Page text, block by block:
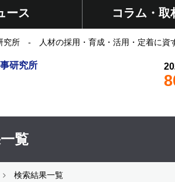
ース コラム・取
究所 - 人材の採用・育成・活用・定着に資
覧
検索結果一覧